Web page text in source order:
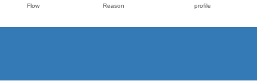
Flow Reason profile